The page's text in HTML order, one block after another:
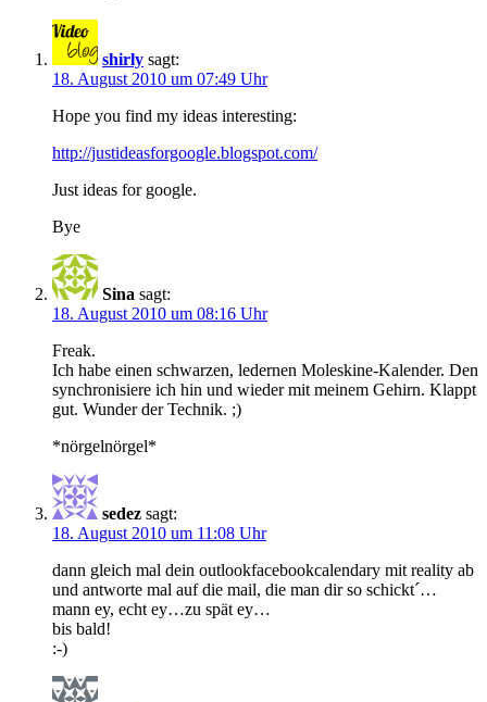
shirly sagt:
18. August 2010 um 07:49 Uhr
Hope you find my ideas interesting:
http://justideasforgoogle.blogspot.com/
Just ideas for google.
Bye
Sina sagt:
18. August 2010 um 08:16 Uhr
Freak.
Ich habe einen schwarzen, ledernen Moleskine-Kalender. Den
synchronisiere ich hin und wieder mit meinem Gehirn. Klappt
gut. Wunder der Technik. ;)
*nörgelnörgel*
sedez sagt:
18. August 2010 um 11:08 Uhr
dann gleich mal dein outlookfacebookcalendary mit reality ab
und antworte mal auf die mail, die man dir so schickt´…
mann ey, echt ey…zu spät ey…
bis bald!
:-)